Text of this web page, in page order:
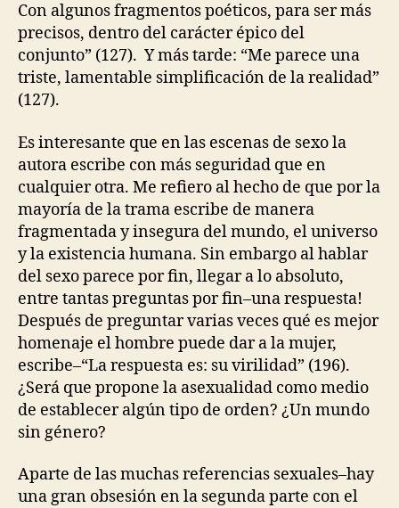
Con algunos fragmentos poéticos, para ser más
precisos, dentro del carácter épico del
conjunto” (127). Y más tarde: “Me parece una
triste, lamentable simplificación de la realidad”
(127).
Es interesante que en las escenas de sexo la
autora escribe con más seguridad que en
cualquier otra. Me refiero al hecho de que por la
mayoría de la trama escribe de manera
fragmentada y insegura del mundo, el universo
y la existencia humana. Sin embargo al hablar
del sexo parece por fin, llegar a lo absoluto,
entre tantas preguntas por fin–una respuesta!
Después de preguntar varias veces qué es mejor
homenaje el hombre puede dar a la mujer,
escribe–“La respuesta es: su virilidad” (196).
¿Será que propone la asexualidad como medio
de establecer algún tipo de orden? ¿Un mundo
sin género?
Aparte de las muchas referencias sexuales–hay
una gran obsesión en la segunda parte con el